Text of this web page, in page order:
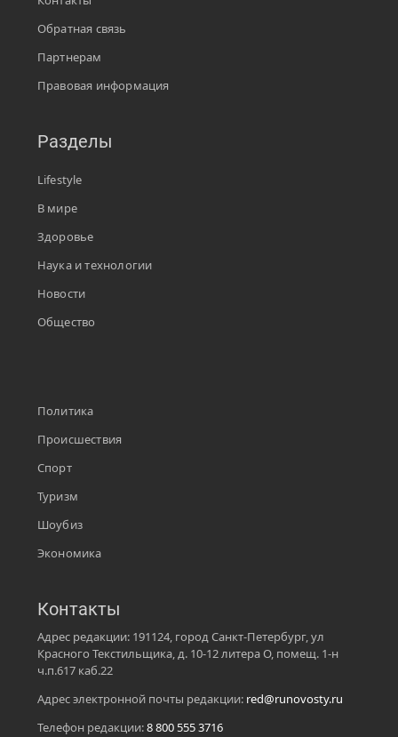
Обратная связь
Партнерам
Правовая информация
Разделы
Lifestyle
В мире
Здоровье
Наука и технологии
Новости
Общество
Политика
Происшествия
Спорт
Туризм
Шоубиз
Экономика
Контакты
Адрес редакции: 191124, город Санкт-Петербург, ул
Красного Текстильщика, д. 10-12 литера О, помещ. 1-н
ч.п.617 каб.22
Адрес электронной почты редакции: red@runovosty.ru
Телефон редакции:8 800 555 3716